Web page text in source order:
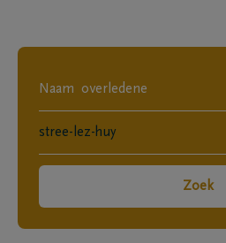
Zoek